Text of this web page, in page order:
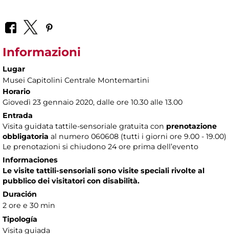
Informazioni
Lugar
Musei Capitolini Centrale Montemartini
Horario
Giovedì 23 gennaio 2020, dalle ore 10.30 alle 13.00
Entrada
Visita guidata tattile-sensoriale gratuita con prenotazione
obbligatoria al numero 060608 (tutti i giorni ore 9.00 - 19.00)
Le prenotazioni si chiudono 24 ore prima dell’evento
Informaciones
Le visite tattili-sensoriali sono visite speciali rivolte al
pubblico dei visitatori con disabilità.
Duración
2 ore e 30 min
Tipología
Visita guiada